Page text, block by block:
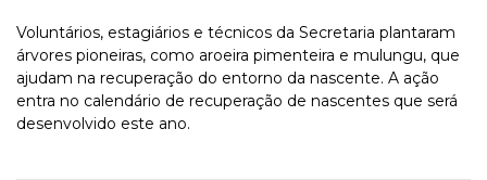
Voluntários, estagiários e técnicos da Secretaria plantaram
árvores pioneiras, como aroeira pimenteira e mulungu, que
ajudam na recuperação do entorno da nascente. A ação
entra no calendário de recuperação de nascentes que será
desenvolvido este ano.